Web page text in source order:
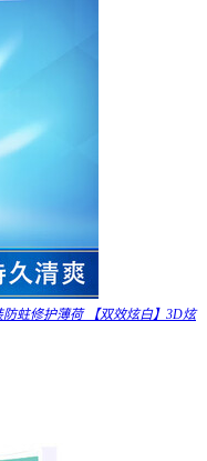
蛀修护薄荷 【双效炫白】3D炫